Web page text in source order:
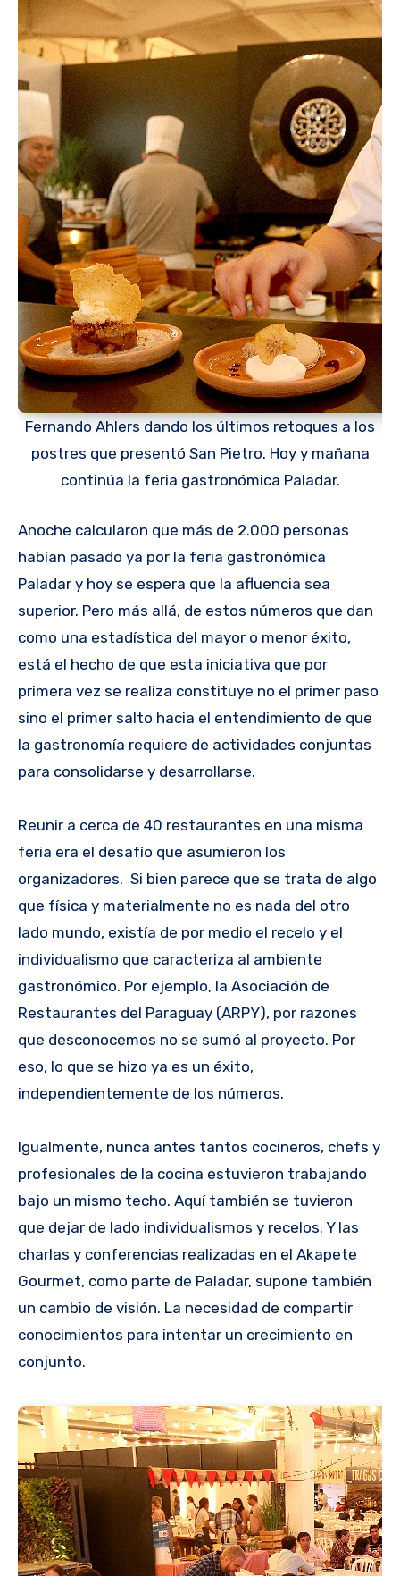
Fernando Ahlers dando los últimos retoques a los
postres que presentó San Pietro. Hoy y mañana
continúa la feria gastronómica Paladar.
Anoche calcularon que más de 2.000 personas
habían pasado ya por la feria gastronómica
Paladar y hoy se espera que la afluencia sea
superior. Pero más allá, de estos números que dan
como una estadística del mayor o menor éxito,
está el hecho de que esta iniciativa que por
primera vez se realiza constituye no el primer paso
sino el primer salto hacia el entendimiento de que
la gastronomía requiere de actividades conjuntas
para consolidarse y desarrollarse.
Reunir a cerca de 40 restaurantes en una misma
feria era el desafío que asumieron los
organizadores. Si bien parece que se trata de algo
que física y materialmente no es nada del otro
lado mundo, existía de por medio el recelo y el
individualismo que caracteriza al ambiente
gastronómico. Por ejemplo, la Asociación de
Restaurantes del Paraguay (ARPY), por razones
que desconocemos no se sumó al proyecto. Por
eso, lo que se hizo ya es un éxito,
independientemente de los números.
Igualmente, nunca antes tantos cocineros, chefs y
profesionales de la cocina estuvieron trabajando
bajo un mismo techo. Aquí también se tuvieron
que dejar de lado individualismos y recelos. Y las
charlas y conferencias realizadas en el Akapete
Gourmet, como parte de Paladar, supone también
un cambio de visión. La necesidad de compartir
conocimientos para intentar un crecimiento en
conjunto.